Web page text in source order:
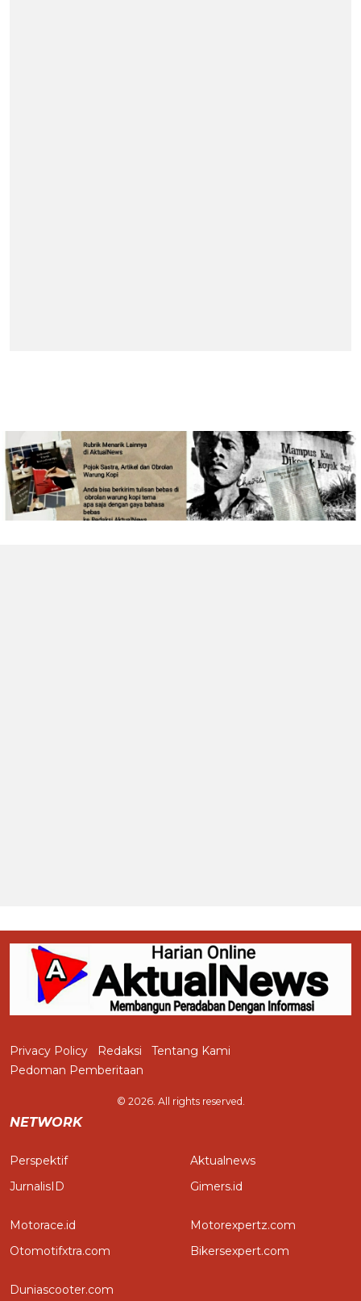
Privacy Policy Redaksi
Tentang Kami
Pedoman Pemberitaan
© 2026. All rights reserved.
NETWORK
Perspektif
JurnalisID
Aktualnews
Gimers.id
Motorace.id
Otomotifxtra.com
Motorexpertz.com
Bikersexpert.com
Duniascooter.com